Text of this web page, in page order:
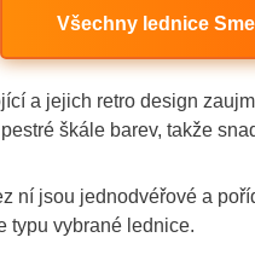
Všechny lednice
a jejich retro design
škále barev, takže
ní jsou jednodvéřové a
typu vybrané lednice.